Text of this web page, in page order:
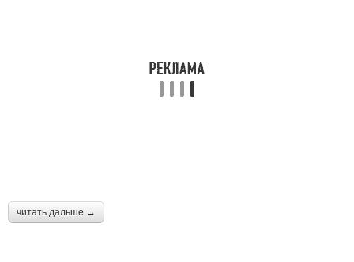
читать дальше →